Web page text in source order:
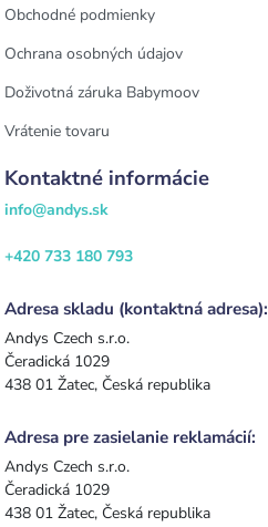
Obchodné podmienky
Ochrana osobných údajov
Doživotná záruka Babymoov
Vrátenie tovaru
Kontaktné informácie
info@andys.sk
+420 733 180 793
Adresa skladu (kontaktná adresa):
Andys Czech s.r.o.
Čeradická 1029
438 01 Žatec, Česká republika
Adresa pre zasielanie reklamácií:
Andys Czech s.r.o.
Čeradická 1029
438 01 Žatec, Česká republika